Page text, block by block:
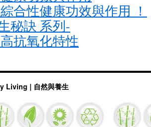
合性健康功效與作用 ！
秘訣 系列-
抗氧化特性
Living | 自然與養生